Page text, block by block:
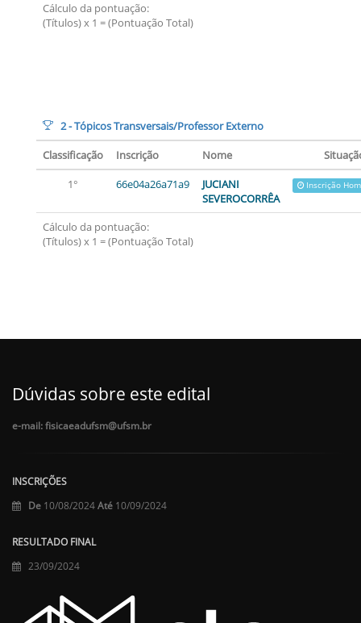
Cálculo da pontuação:
(Títulos) x 1 = (Pontuação Total)
2 - Tópicos Transversais/Professor Externo
Classificação
Inscrição Nome
1°
66e04a26a71a9
JUCIANI
SEVEROCORRÊA
Inscrição
Cálculo da pontuação:
(Títulos) x 1 = (Pontuação Total)
Dúvidas sobre este edital
e-mail: fisicaeadufsm@ufsm.br
INSCRIÇÕES
De 10/08/2024Até 10/09/2024
RESULTADO FINAL
23/09/2024